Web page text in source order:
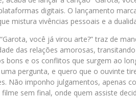
digitais. O lançamento
mistura vivências pessoais e a
você já virou arte?” traz de
das relações amorosas,
bons e os conflitos que surgem ao
pergunta, e quero que o ouvinte
Não imponho julgamentos, apenas
sem final, onde quem assiste